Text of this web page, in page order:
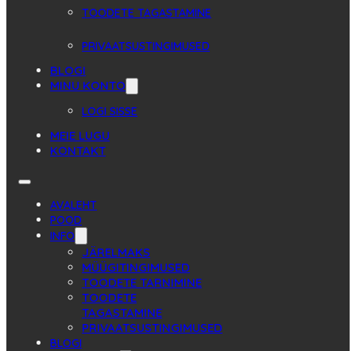
TOODETE TAGASTAMINE
PRIVAATSUSTINGIMUSED
BLOGI
MINU KONTO
LOGI SISSE
MEIE LUGU
KONTAKT
AVALEHT
POOD
INFO
JÄRELMAKS
MÜÜGITINGIMUSED
TOODETE TARNIMINE
TOODETE
TAGASTAMINE
PRIVAATSUSTINGIMUSED
BLOGI